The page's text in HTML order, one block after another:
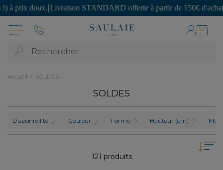
offerte à partir de 150€ d'achat.|SECONDE VIE : des
Rechercher
Accueil SOLDES
SOLDES
Disponibilité Couleur Forme Hauteur (cm)
121 produits